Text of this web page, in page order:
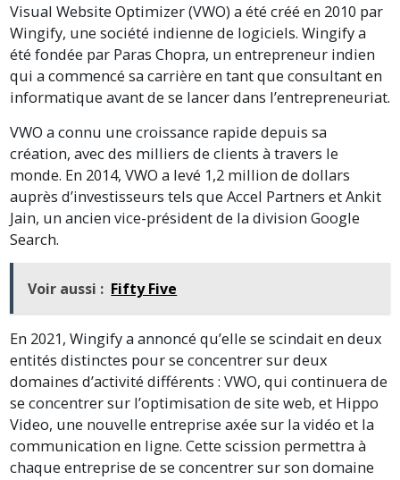
Visual Website Optimizer (VWO) a été créé en 2010 par
Wingify, une société indienne de logiciels. Wingify a
été fondée par Paras Chopra, un entrepreneur indien
qui a commencé sa carrière en tant que consultant en
informatique avant de se lancer dans l’entrepreneuriat.
VWO a connu une croissance rapide depuis sa
création, avec des milliers de clients à travers le
monde. En 2014, VWO a levé 1,2 million de dollars
auprès d’investisseurs tels que Accel Partners et Ankit
Jain, un ancien vice-président de la division Google
Search.
Voir aussi : Fifty Five
En 2021, Wingify a annoncé qu’elle se scindait en deux
entités distinctes pour se concentrer sur deux
domaines d’activité différents : VWO, qui continuera de
se concentrer sur l’optimisation de site web, et Hippo
Video, une nouvelle entreprise axée sur la vidéo et la
communication en ligne. Cette scission permettra à
chaque entreprise de se concentrer sur son domaine